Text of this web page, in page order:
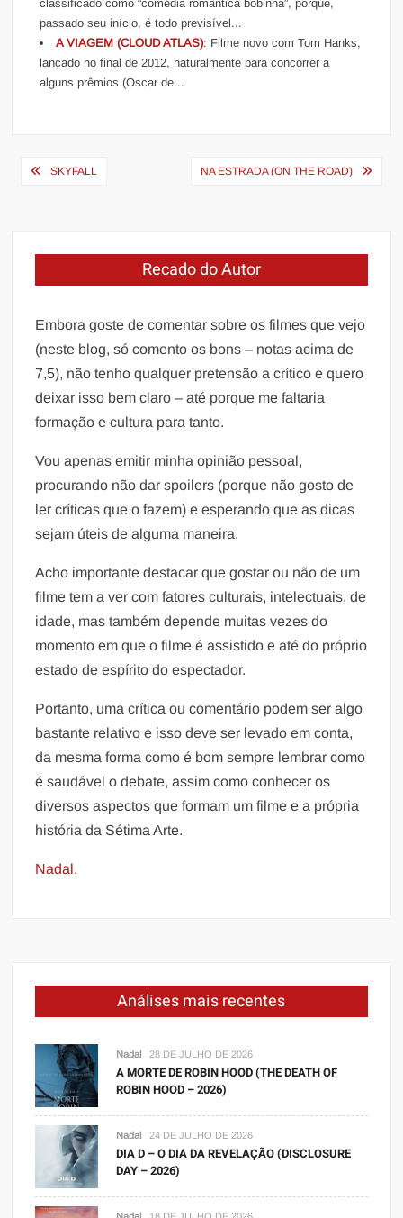
classificado como “comédia romântica bobinha”, porque,
passado seu início, é todo previsível...
A VIAGEM (CLOUD ATLAS): Filme novo com Tom Hanks,
lançado no final de 2012, naturalmente para concorrer a
alguns prêmios (Oscar de...
Navegação
SKYFALL NA ESTRADA (ON THE ROAD)
Recado do Autor
Embora goste de comentar sobre os filmes que vejo
(neste blog, só comento os bons – notas acima de
7,5), não tenho qualquer pretensão a crítico e quero
deixar isso bem claro – até porque me faltaria
formação e cultura para tanto.
Vou apenas emitir minha opinião pessoal,
procurando não dar spoilers (porque não gosto de
ler críticas que o fazem) e esperando que as dicas
sejam úteis de alguma maneira.
Acho importante destacar que gostar ou não de um
filme tem a ver com fatores culturais, intelectuais, de
idade, mas também depende muitas vezes do
momento em que o filme é assistido e até do próprio
estado de espírito do espectador.
Portanto, uma crítica ou comentário podem ser algo
bastante relativo e isso deve ser levado em conta,
da mesma forma como é bom sempre lembrar como
é saudável o debate, assim como conhecer os
diversos aspectos que formam um filme e a própria
história da Sétima Arte.
Nadal.
Análises mais recentes
Nadal 28 DE JULHO DE 2026
A MORTE DE ROBIN HOOD (THE DEATH OF
ROBIN HOOD – 2026)
Nadal 24 DE JULHO DE 2026
DIA D – O DIA DA REVELAÇÃO (DISCLOSURE
DAY – 2026)